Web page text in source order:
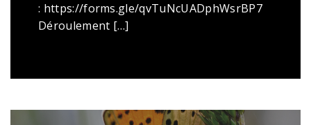
: https://forms.gle/qvTuNcUADphWsrBP7
Déroulement […]